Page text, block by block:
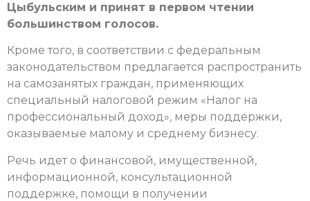
Цыбульским и принят в первом чтении
большинством голосов.
Кроме того, в соответствии с федеральным
законодательством предлагается распространить
на самозанятых граждан, применяющих
специальный налоговой режим «Налог на
профессиональный доход», меры поддержки,
оказываемые малому и среднему бизнесу.
Речь идет о финансовой, имущественной,
информационной, консультационной
поддержке, помощи в получении